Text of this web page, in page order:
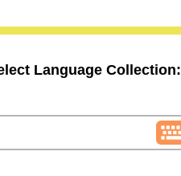
Language Collection: